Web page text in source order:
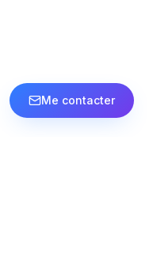
Me contacter